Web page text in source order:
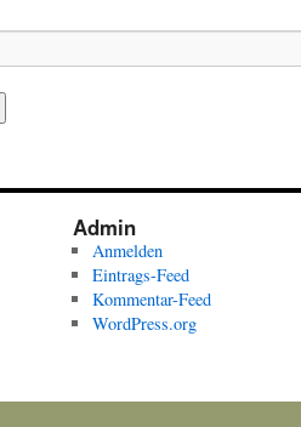
Admin
Anmelden
Eintrags-Feed
Kommentar-Feed
WordPress.org